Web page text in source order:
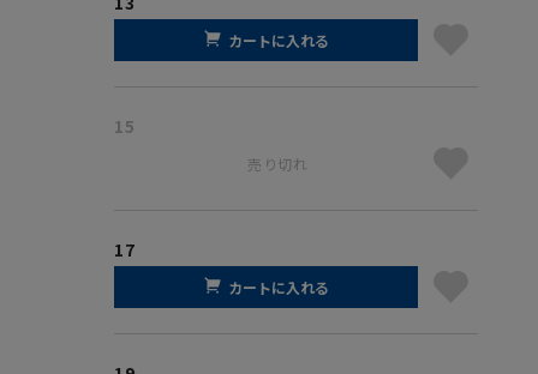
カートに入れる
15
売り切れ
17
カートに入れる